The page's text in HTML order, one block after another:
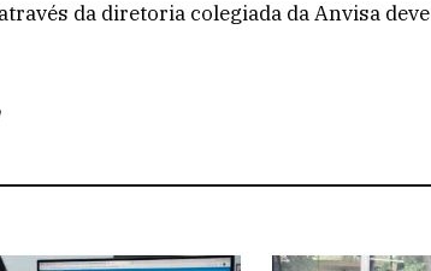
da diretoria colegiada da Anvisa deve